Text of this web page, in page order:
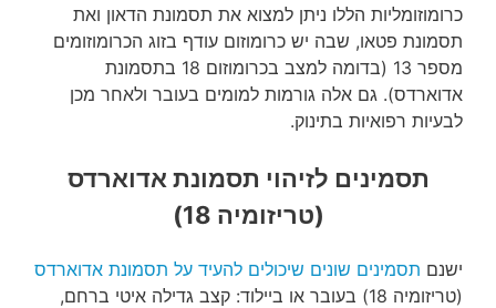
כרומוזומליות הללו ניתן למצוא את תסמונת הדאון ואת
תסמונת פטאו, שבה יש כרומוזום עודף בזוג הכרומוזומים
מספר 13 (בדומה למצב בכרומוזום 18 בתסמונת
אדוארדס). גם אלה גורמות למומים בעובר ולאחר מכן
לבעיות רפואיות בתינוק.
תסמינים לזיהוי תסמונת אדוארדס
(טריזומיה 18)
ישנם תסמינים שונים שיכולים להעיד על תסמונת אדוארדס
(טריזומיה 18) בעובר או ביילוד: קצב גדילה איטי ברחם,